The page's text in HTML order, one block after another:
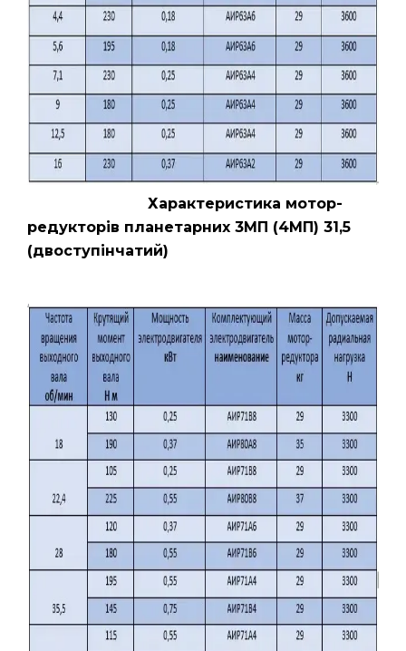
Характеристика мотор-
редукторів планетарних 3МП (4МП) 31,5
(двоступінчатий)